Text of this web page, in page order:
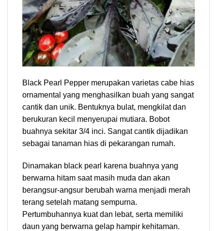
Black Pearl Pepper merupakan varietas cabe hias
ornamental yang menghasilkan buah yang sangat
cantik dan unik. Bentuknya bulat, mengkilat dan
berukuran kecil menyerupai mutiara. Bobot
buahnya sekitar 3/4 inci. Sangat cantik dijadikan
sebagai tanaman hias di pekarangan rumah.
Dinamakan black pearl karena buahnya yang
berwarna hitam saat masih muda dan akan
berangsur-angsur berubah warna menjadi merah
terang setelah matang sempurna.
Pertumbuhannya kuat dan lebat, serta memiliki
daun yang berwarna gelap hampir kehitaman.